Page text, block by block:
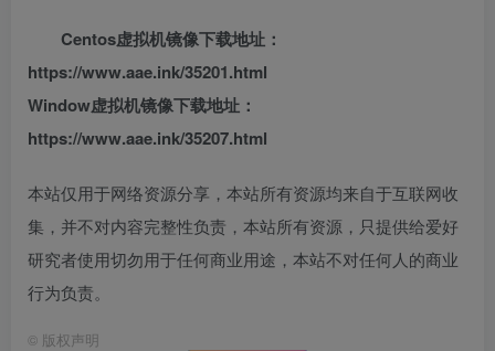
Centos虚拟机镜像下载地址：
https://www.aae.ink/35201.html
Window虚拟机镜像下载地址：
https://www.aae.ink/35207.html
本站仅用于网络资源分享，本站所有资源均来自于互联网收
集，并不对内容完整性负责，本站所有资源，只提供给爱好
研究者使用切勿用于任何商业用途，本站不对任何人的商业
行为负责。
© 版权声明